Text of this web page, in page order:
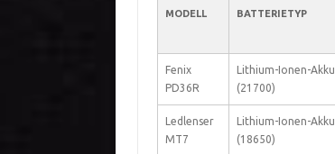
MODELL BATTERIETYP
Fenix
PD36R
Lithium-Ionen-Akku
(21700)
Ledlenser
MT7
Lithium-Ionen-Akku
(18650)